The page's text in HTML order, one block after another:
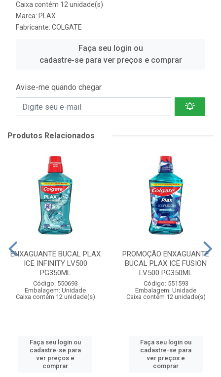
Caixa contém 12 unidade(s)
Marca: PLAX
Fabricante: COLGATE
Faça seu login ou
cadastre-se para ver preços e comprar
Avise-me quando chegar
Produtos Relacionados
ENXAGUANTE BUCAL PLAX
ICE INFINITY LV500
PG350ML
Código: 550693
Embalagem: Unidade
Caixa contém 12 unidade(s)
Faça seu login ou
cadastre-se para
ver preços e
comprar
PROMOÇÃO ENXAGUANTE
BUCAL PLAX ICE FUSION
LV500 PG350ML
Código: 551593
Embalagem: Unidade
Caixa contém 12 unidade(s)
Faça seu login ou
cadastre-se para
ver preços e
comprar